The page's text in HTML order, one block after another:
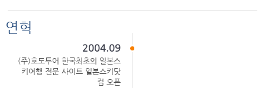
연혁
2004.09
(주)호도투어 한국최초의 일본스
키여행 전문 사이트 일본스키닷
컴 오픈